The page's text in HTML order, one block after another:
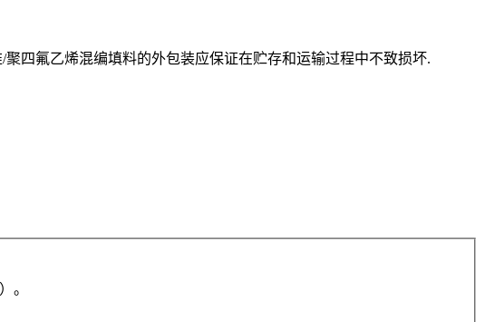
四氟乙烯混编填料的外包装应保证在贮存和运输过程中不致损坏.
。